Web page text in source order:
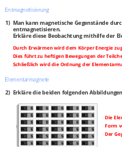
Entmagnetisierung
1) Man kann magnetische Gegenstände
entmagnetisieren.
Erkläre diese Beobachtung mithilfe der
Durch Erwärmen wird dem Körper Energie
Dies führt zu heftigen Bewegungen der
Schließlich wird die Ordnung der
Elementarmagnete
2) Erkläre die beiden folgenden
Die
Form
Der